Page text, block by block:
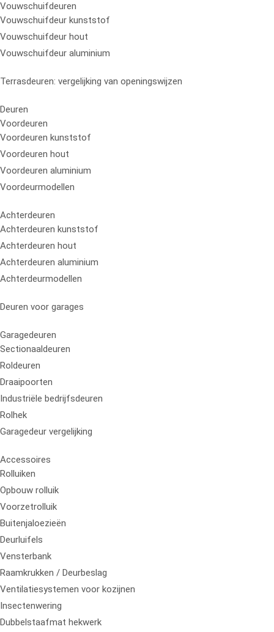
Vouwschuifdeuren
Vouwschuifdeur kunststof
Vouwschuifdeur hout
Vouwschuifdeur aluminium
Terrasdeuren: vergelijking van openingswijzen
Deuren
Voordeuren
Voordeuren kunststof
Voordeuren hout
Voordeuren aluminium
Voordeurmodellen
Achterdeuren
Achterdeuren kunststof
Achterdeuren hout
Achterdeuren aluminium
Achterdeurmodellen
Deuren voor garages
Garagedeuren
Sectionaaldeuren
Roldeuren
Draaipoorten
Industriële bedrijfsdeuren
Rolhek
Garagedeur vergelijking
Accessoires
Rolluiken
Opbouw rolluik
Voorzetrolluik
Buitenjaloezieën
Deurluifels
Vensterbank
Raamkrukken / Deurbeslag
Ventilatiesystemen voor kozijnen
Insectenwering
Dubbelstaafmat hekwerk